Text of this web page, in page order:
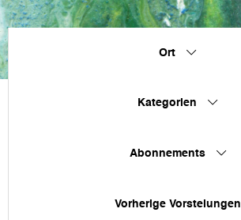
Ort
Kategorien
Abonnements
Vorherige Vorstelungen